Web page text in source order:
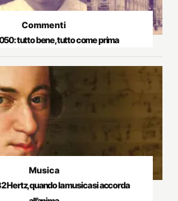
Commenti
tutto bene, tutto come prima
Musica
Hertz, quando la musica si accorda